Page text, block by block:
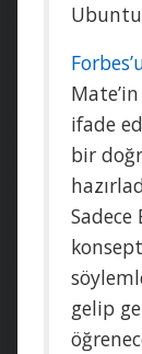
ifade
bir
gelip